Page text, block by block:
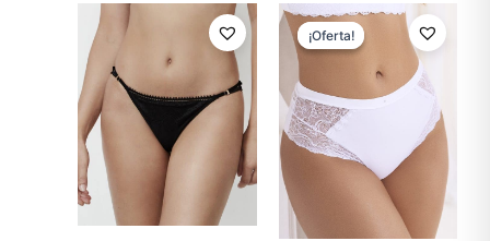
¡Oferta!
¡Oferta!
El
precio
original
$11.99.
El
precio
actual
es:
$8.39.